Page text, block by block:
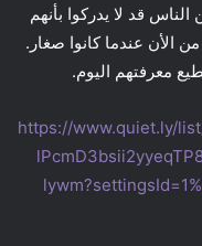
قد لا يدركوا بأنهم
الممثلين ربما قبل 10 سنين من الأن عندما كانوا صغار.
https://www.quiet.ly/